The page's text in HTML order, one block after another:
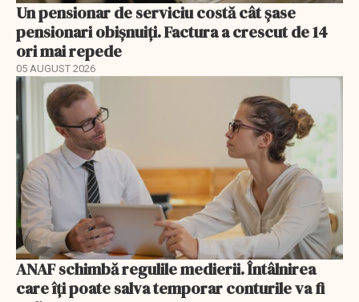
Un pensionar de serviciu costă cât șase
pensionari obișnuiți. Factura a crescut de 14
ori mai repede
05 AUGUST 2026
ANAF schimbă regulile medierii. Întâlnirea
care îți poate salva temporar conturile va fi